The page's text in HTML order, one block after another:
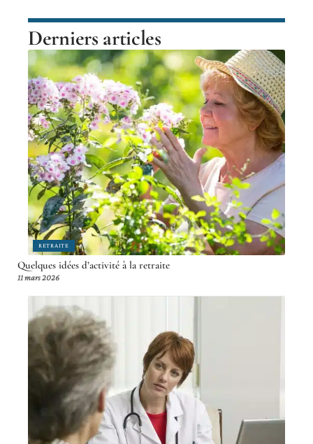
Derniers articles
RETRAITE
Quelques idées d’activité à la retraite
11 mars 2026